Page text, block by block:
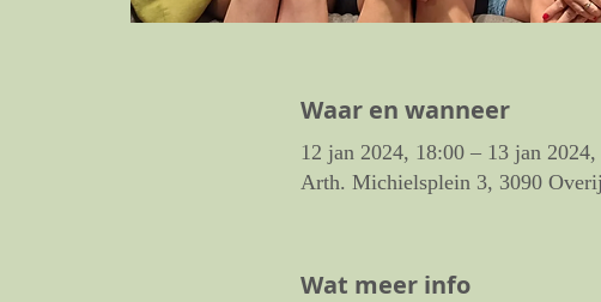
Waar en wanneer
12 jan 2024, 18:00 – 13 jan 2024,
Arth. Michielsplein 3, 3090
Wat meer info